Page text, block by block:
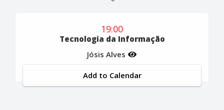
19:00
Tecnologia da Informação
Jósis Alves
Add to Calendar